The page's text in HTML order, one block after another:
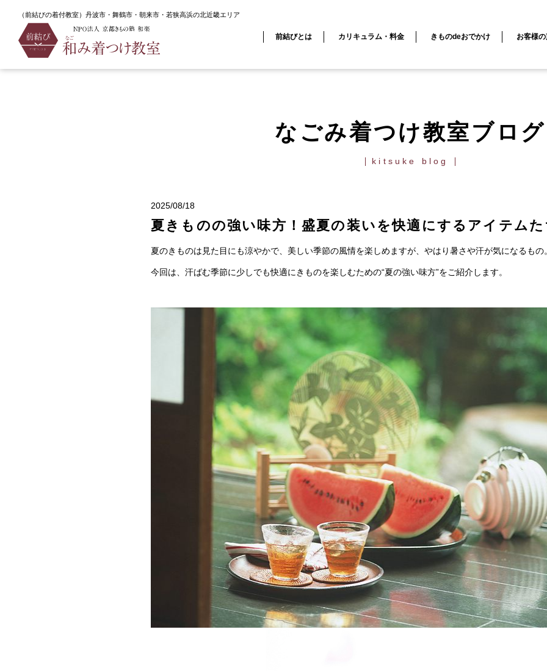
（前結びの着付教室）丹波市・舞鶴市・朝来市・若狭高浜の北近畿エリア
前結びとは カリキュラム・料金 きものdeおでかけ お客様
TOP なごみ着つけ教室ブログ
なごみ着つけ教室ブログ
kitsuke blog
2025/08/18
夏きものの強い味方！盛夏の装いを快適にするアイテム
夏のきものは見た目にも涼やかで、美しい季節の風情を楽しめますが、やはり暑さや汗が気になるもの
今回は、汗ばむ季節に少しでも快適にきものを楽しむための“夏の強い味方”をご紹介します。